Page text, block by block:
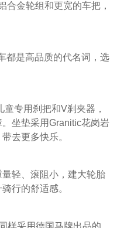
合金轮组和更宽的车把，
都是高品质的代名词，选
专用刹把和V刹夹器，
坐垫采用Granitic花岗岩
去更多快乐。
轻、滚阻小，建大轮胎
行的舒适感。
样采用德国马牌出品的